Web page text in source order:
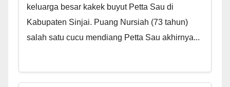
keluarga besar kakek buyut Petta Sau di
Kabupaten Sinjai. Puang Nursiah (73 tahun)
salah satu cucu mendiang Petta Sau akhirnya...